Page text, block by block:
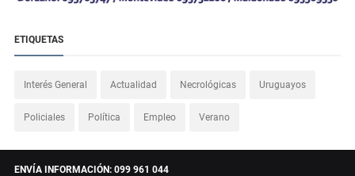
ETIQUETAS
Interés General Actualidad Necrológicas Uruguayos
Policiales Política Empleo Verano
ENVÍA INFORMACIÓN: 099 961 044